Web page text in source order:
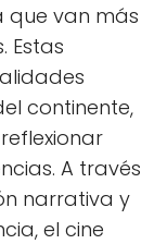
que van más
Estas
continente,
A través
narrativa y
el cine